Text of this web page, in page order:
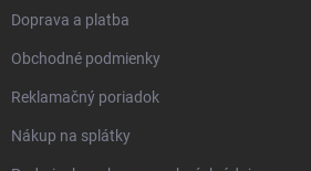
Doprava a platba
Obchodné podmienky
Reklamačný poriadok
Nákup na splátky